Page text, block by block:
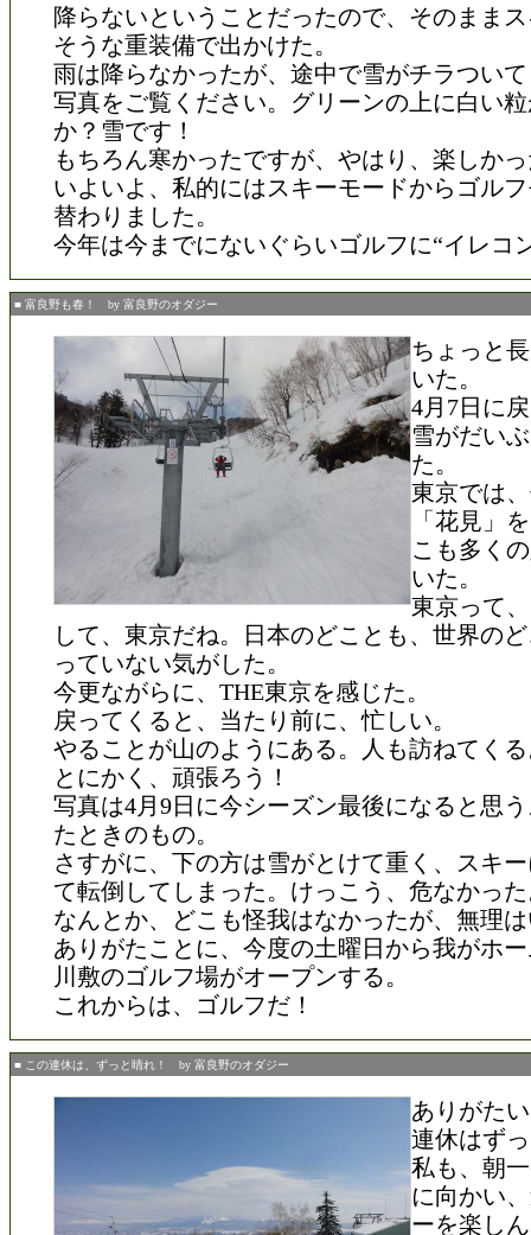
降らないということだったので、そのまま
そうな重装備で出かけた。
雨は降らなかったが、途中で雪がチラつい
写真をご覧ください。グリーンの上に白い
か？雪です！
もちろん寒かったですが、やはり、楽しか
いよいよ、私的にはスキーモードからゴル
替わりました。
今年は今までにないぐらいゴルフに“イレコ
■ 富良野も春！ by 富良野のオダジー
ちょっと
いた。
4月7日に
雪がだい
た。
東京では
「花見」
こも多く
いた。
東京って
して、東京だね。日本のどことも、世界の
っていない気がした。
今更ながらに、THE東京を感じた。
戻ってくると、当たり前に、忙しい。
やることが山のようにある。人も訪ねてく
とにかく、頑張ろう！
写真は4月9日に今シーズン最後になると思
たときのもの。
さすがに、下の方は雪がとけて重く、スキ
て転倒してしまった。けっこう、危なかっ
なんとか、どこも怪我はなかったが、無理
ありがたことに、今度の土曜日から我がホ
川敷のゴルフ場がオープンする。
これからは、ゴルフだ！
■ この連休は、ずっと晴れ！ by 富良野のオダジー
ありがた
連休はず
私も、朝
に向かい
ーを楽し